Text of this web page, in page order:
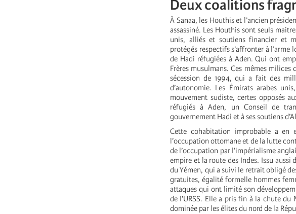
Deux coalitions
À Sanaa, les Houthis et l’ancien
assassiné. Les Houthis sont seuls
unis, alliés et soutiens financier et
protégés respectifs s’affronter à l’arme
de Hadi réfugiées à Aden. Qui ont
Frères musulmans. Ces mêmes
sécession de 1994, qui a fait des
d’autonomie. Les Émirats arabes
mouvement sudiste, certes opposés
réfugiés à Aden, un Conseil de
gouvernement Hadi et à ses soutiens
Cette cohabitation improbable a en
l’occupation ottomane et de la lutte
de l’occupation par l’impérialisme
empire et la route des Indes. Issu aussi
du Yémen, qui a suivi le retrait obligé
gratuites, égalité formelle hommes
attaques qui ont limité son
de l’URSS. Elle a pris fin à la chute
dominée par les élites du nord de la